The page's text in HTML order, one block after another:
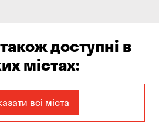
доступні в
містах:
Бабурка
всі міста